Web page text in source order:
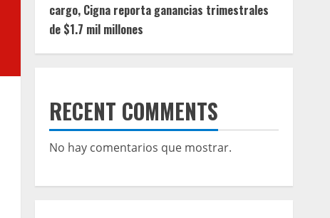
cargo, Cigna reporta ganancias trimestrales
de $1.7 mil millones
RECENT COMMENTS
No hay comentarios que mostrar.